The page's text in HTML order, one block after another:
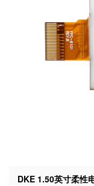
DKE 1.50英寸柔性